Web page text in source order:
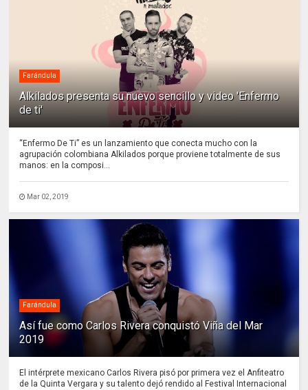
Farándula
Alkilados presenta su nuevo sencillo y video 'Enfermo
de ti'
“Enfermo De Ti” es un lanzamiento que conecta mucho con la
agrupación colombiana Alkilados porque proviene totalmente de sus
manos: en la composi...
Mar 02, 2019
Farándula
Así fue como Carlos Rivera conquistó Viña del Mar
2019
El intérprete mexicano Carlos Rivera pisó por primera vez el Anfiteatro
de la Quinta Vergara y su talento dejó rendido al Festival Internacional